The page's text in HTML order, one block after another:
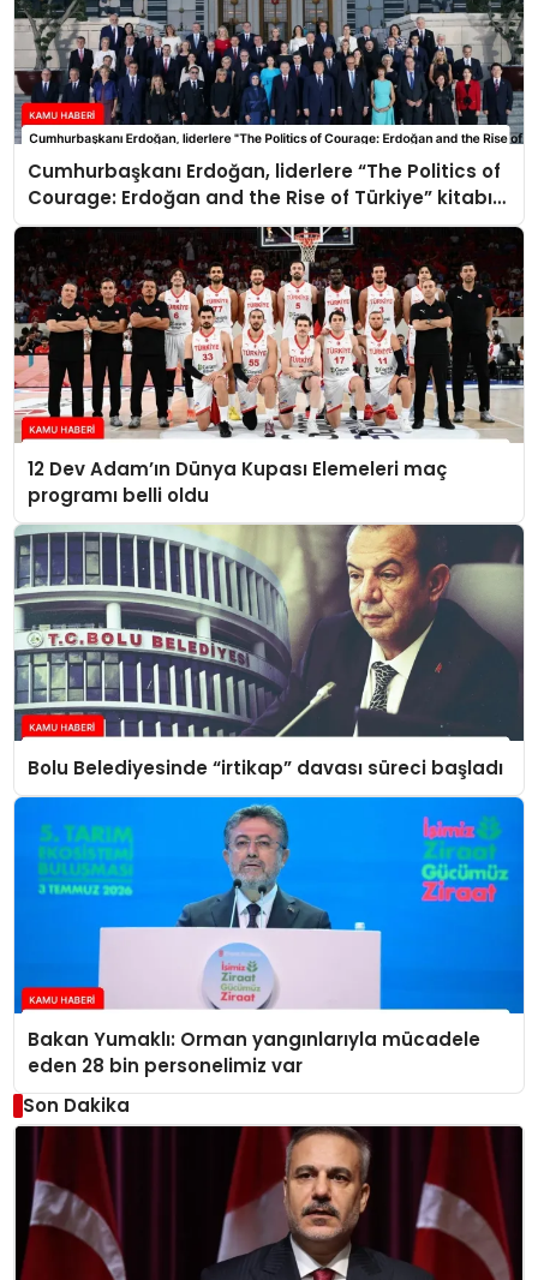
Cumhurbaşkanı Erdoğan, liderlere “The Politics of
Courage: Erdoğan and the Rise of Türkiye” kitabını
takdim etti
12 Dev Adam’ın Dünya Kupası Elemeleri maç
programı belli oldu
Bolu Belediyesinde “irtikap” davası süreci başladı
Bakan Yumaklı: Orman yangınlarıyla mücadele
eden 28 bin personelimiz var
Son Dakika